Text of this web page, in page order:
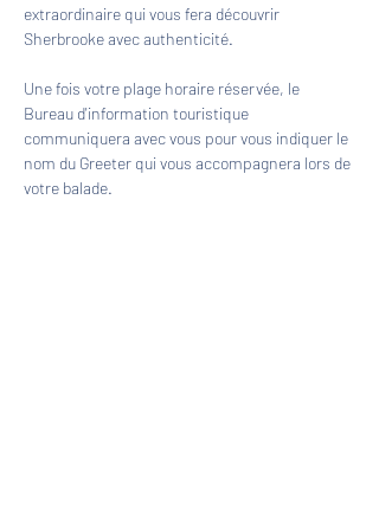
extraordinaire qui vous fera découvrir
Sherbrooke avec authenticité.
Une fois votre plage horaire réservée, le
Bureau d'information touristique
communiquera avec vous pour vous indiquer le
nom du Greeter qui vous accompagnera lors de
votre balade.